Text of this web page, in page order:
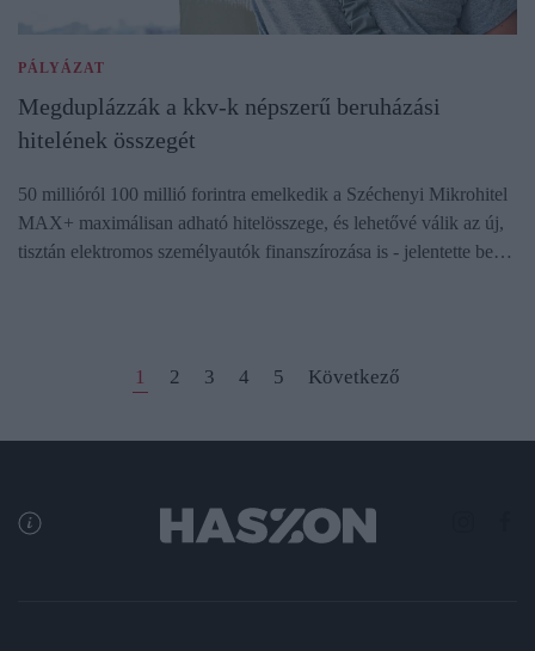
PÁLYÁZAT
Megduplázzák a kkv-k népszerű beruházási
hitelének összegét
50 millióról 100 millió forintra emelkedik a Széchenyi Mikrohitel
MAX+ maximálisan adható hitelösszege, és lehetővé válik az új,
tisztán elektromos személyautók finanszírozása is - jelentette be…
1 2 3 4 5 Következő